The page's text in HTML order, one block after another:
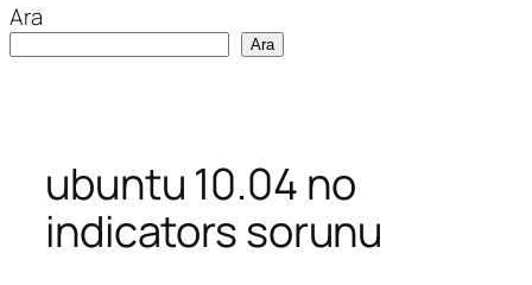
Ara
Ara
ubuntu 10.04 no
indicators sorunu